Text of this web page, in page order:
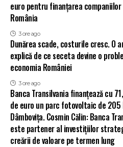
euro pentru finanțarea companiilor
România
3 ore ago
Dunărea scade, costurile cresc. O
explică de ce seceta devine o
economia României
3 ore ago
Banca Transilvania finanțează cu
de euro un parc fotovoltaic de 205
Dâmbovița. Cosmin Călin: Banca
este partener al investițiilor
creării de valoare pe termen lung